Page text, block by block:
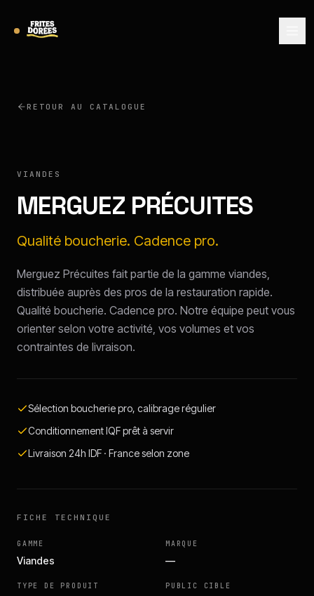
RETOUR AU CATALOGUE
VIANDES
MERGUEZ PRÉCUITES
Qualité boucherie. Cadence pro.
Merguez Précuites fait partie de la gamme viandes,
distribuée auprès des pros de la restauration rapide.
Qualité boucherie. Cadence pro. Notre équipe peut vous
orienter selon votre activité, vos volumes et vos
contraintes de livraison.
Sélection boucherie pro, calibrage régulier
Conditionnement IQF prêt à servir
Livraison 24h IDF · France selon zone
FICHE TECHNIQUE
GAMME
Viandes
MARQUE
—
TYPE DE PRODUIT PUBLIC CIBLE